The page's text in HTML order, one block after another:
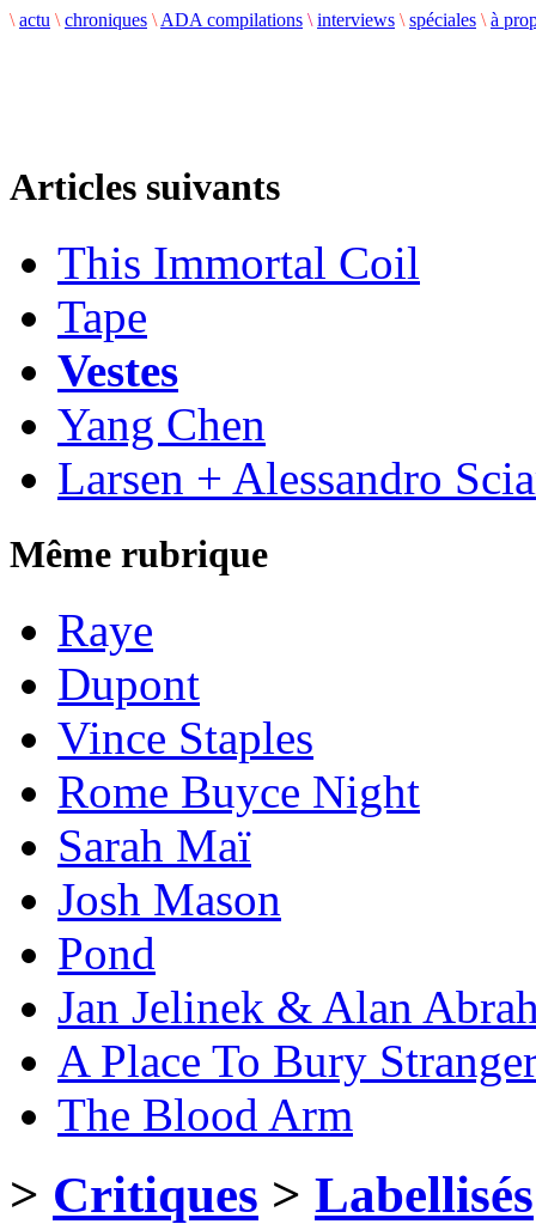
\ actu \ chroniques \ ADA compilations \ interviews \ spéciales \ à
Articles suivants
This Immortal Coil
Tape
Vestes
Yang Chen
Larsen + Alessandro
Même rubrique
Raye
Dupont
Vince Staples
Rome Buyce Night
Sarah Maï
Josh Mason
Pond
Jan Jelinek & Alan
A Place To Bury
The Blood Arm
> Critiques > Labellisés